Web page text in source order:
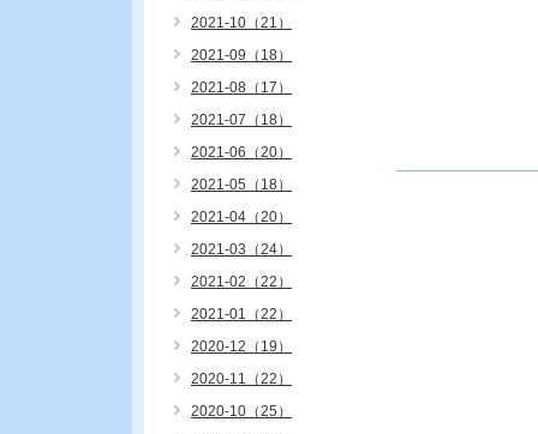
2021-10（21）
2021-09（18）
2021-08（17）
2021-07（18）
2021-06（20）
2021-05（18）
2021-04（20）
2021-03（24）
2021-02（22）
2021-01（22）
2020-12（19）
2020-11（22）
2020-10（25）